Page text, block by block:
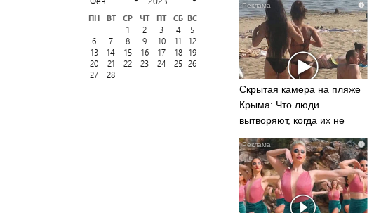
ПН ВТ СР ЧТ ПТ СБ ВС
1
2 3 4
5
6
7 8 9 10 11
12
13
14 15 16 17 18
19
20
21 22 23 24 25 26
27
28
i
Скрытая камера на пляже
Крыма: Что люди
вытворяют, когда их не
видят...
i